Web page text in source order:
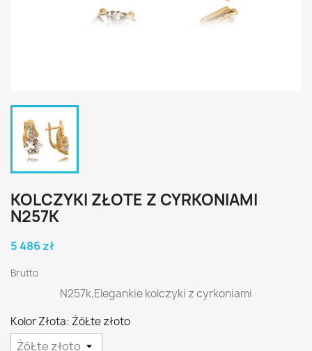
KOLCZYKI ZŁOTE Z CYRKONIAMI
N257K
5 486 zł
Brutto
N257k,Elegankie kolczyki z cyrkoniami
Kolor Złota: ŻóŁte złoto